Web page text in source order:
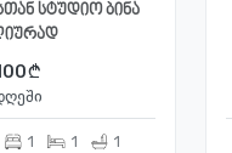
სტუდიო ბინა
1 1 1